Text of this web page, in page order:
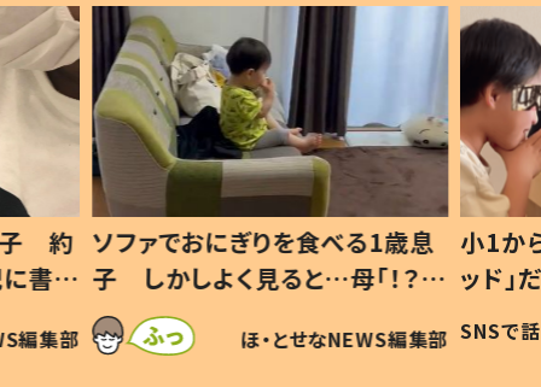
歳息
？」
編集部
小1から不登校、息子は「ギフテ
ッド」だった 父が“ウチ給食”を
作り続ける理由とは #令和の親
#令和の子
SNSで話題 ほ・とせなNEWS編集部
ひ孫
が、抱
「涙
い」